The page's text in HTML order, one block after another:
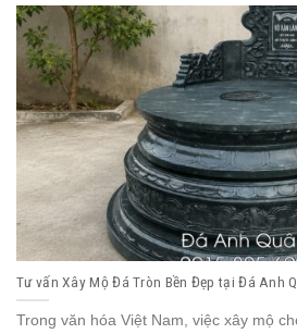
Tư vấn Xây Mộ Đá Tròn Bền Đẹp tại Đá Anh
Trong văn hóa Việt Nam, việc xây mộ